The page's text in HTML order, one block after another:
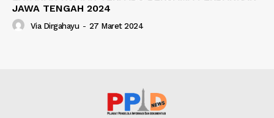
JAWA TENGAH 2024
Via Dirgahayu - 27 Maret 2024